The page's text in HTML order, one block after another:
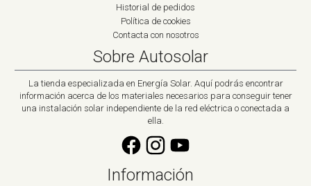
Historial de pedidos
Política de cookies
Contacta con nosotros
Sobre Autosolar
La tienda especializada en Energía Solar. Aquí podrás encontrar
información acerca de los materiales necesarios para conseguir tener
una instalación solar independiente de la red eléctrica o conectada a
ella.
Información